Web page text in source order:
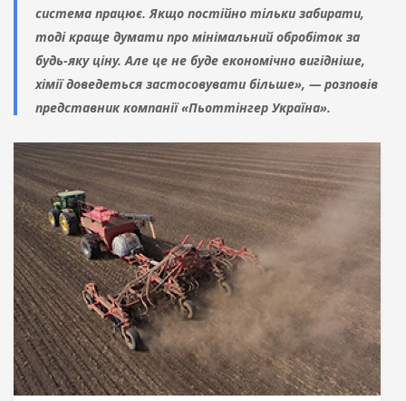
система працює. Якщо постійно тільки забирати,
тоді краще думати про мінімальний обробіток за
будь-яку ціну. Але це не буде економічно вигідніше,
хімії доведеться застосовувати більше», — розповів
представник компанії «Пьоттінгер Україна».